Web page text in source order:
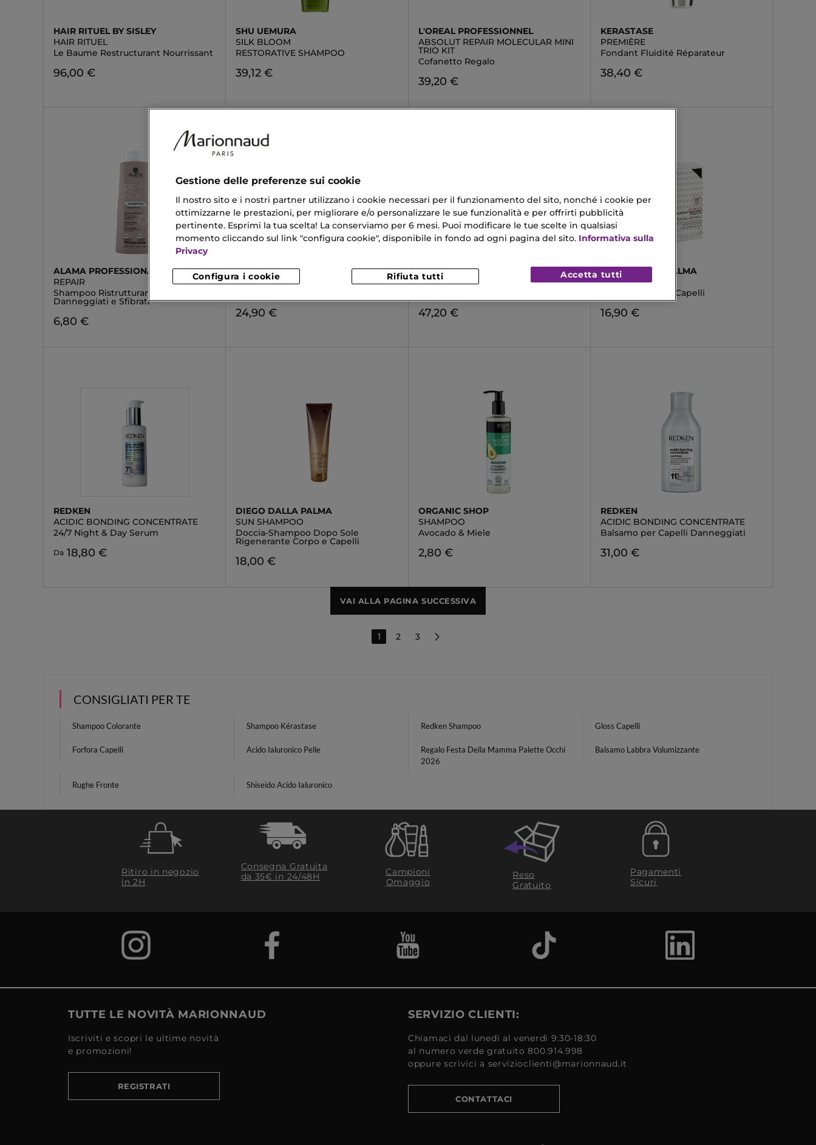
HAIR RITUEL BY SISLEY
HAIR RITUEL
Le Baume Restructurant Nourrissant
96,00 €
SHU UEMURA
SILK BLOOM
RESTORATIVE SHAMPOO
39,12 €
L'OREAL PROFESSIONNEL
ABSOLUT REPAIR MOLECULAR MINI
TRIO KIT
Cofanetto Regalo
39,20 €
KERASTASE
PREMIÈRE
Fondant Fluidité Réparateur
38,40 €
ALAMA PROFESSIONAL
REPAIR
Shampoo Ristrutturante Capelli
Danneggiati e Sfibrati
6,80 €
MARIONNAUD
VOLUME
24,90 €
KERASTASE
PREMIÈRE
47,20 €
DIEGO DALLA PALMA
ACID PLEX
Kit Ristutturante Capelli
16,90 €
REDKEN
ACIDIC BONDING CONCENTRATE
24/7 Night & Day Serum
Da 18,80 €
DIEGO DALLA PALMA
SUN SHAMPOO
Doccia-Shampoo Dopo Sole
Rigenerante Corpo e Capelli
18,00 €
ORGANIC SHOP
SHAMPOO
Avocado & Miele
2,80 €
REDKEN
ACIDIC BONDING CONCENTRATE
Balsamo per Capelli Danneggiati
31,00 €
VAI ALLA PAGINA SUCCESSIVA
1 2 3
CONSIGLIATI PER TE
Shampoo Colorante Shampoo Kérastase Redken Shampoo Gloss Capelli
Forfora Capelli Acido Ialuronico Pelle
Regalo Festa Della Mamma Palette Occhi
2026
Balsamo Labbra Volumizzante
Rughe Fronte Shiseido Acido Ialuronico
Ritiro in negozio
in 2H
Consegna Gratuita
da 35€​ in 24/48H
Campioni
Omaggio
Reso
Gratuito
Pagamenti
Sicuri
TUTTE LE NOVITÀ MARIONNAUD
Iscriviti e scopri le ultime novità
e promozioni!
REGISTRATI
SERVIZIO CLIENTI:
Chiamaci dal lunedì al venerdì 9:30-18:30
al numero verde gratuito 800.914.998
oppure scrivici a servizioclienti@marionnaud.it
CONTATTACI
Gestione delle preferenze sui cookie
Il nostro sito e i nostri partner utilizzano i cookie necessari per il funzionamento del sito, nonché i cookie per
ottimizzarne le prestazioni, per migliorare e/o personalizzare le sue funzionalità e per offrirti pubblicità
pertinente. Esprimi la tua scelta! La conserviamo per 6 mesi. Puoi modificare le tue scelte in qualsiasi
momento cliccando sul link "configura cookie", disponibile in fondo ad ogni pagina del sito. Informativa sulla
Privacy
Configura i cookie Rifiuta tutti Accetta tutti